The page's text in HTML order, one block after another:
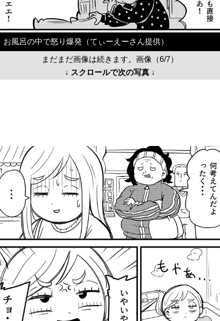
お風呂の中で怒り爆発（てぃーえーさん提供）
まだまだ画像は続きます。画像（6/7）
↓ スクロールで次の写真 ↓